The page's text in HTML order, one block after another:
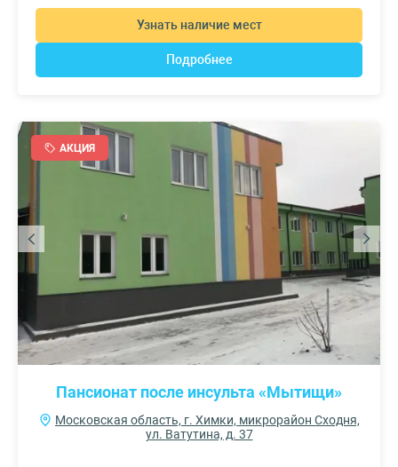
Узнать наличие мест
Подробнее
АКЦИЯ
Пансионат после инсульта «Мытищи»
Московская область, г. Химки, микрорайон Сходня,
ул. Ватутина, д. 37